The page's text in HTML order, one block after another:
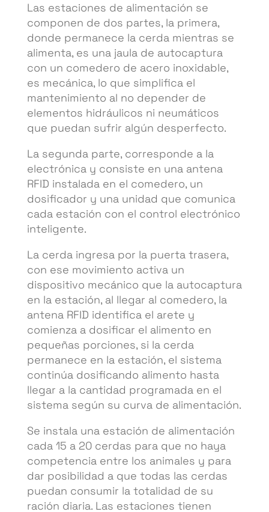
Las estaciones de alimentación se
componen de dos partes, la primera,
donde permanece la cerda mientras se
alimenta, es una jaula de autocaptura
con un comedero de acero inoxidable,
es mecánica, lo que simplifica el
mantenimiento al no depender de
elementos hidráulicos ni neumáticos
que puedan sufrir algún desperfecto.
La segunda parte, corresponde a la
electrónica y consiste en una antena
RFID instalada en el comedero, un
dosificador y una unidad que comunica
cada estación con el control electrónico
inteligente.
La cerda ingresa por la puerta trasera,
con ese movimiento activa un
dispositivo mecánico que la autocaptura
en la estación, al llegar al comedero, la
antena RFID identifica el arete y
comienza a dosificar el alimento en
pequeñas porciones, si la cerda
permanece en la estación, el sistema
continúa dosificando alimento hasta
llegar a la cantidad programada en el
sistema según su curva de alimentación.
Se instala una estación de alimentación
cada 15 a 20 cerdas para que no haya
competencia entre los animales y para
dar posibilidad a que todas las cerdas
puedan consumir la totalidad de su
ración diaria. Las estaciones tienen